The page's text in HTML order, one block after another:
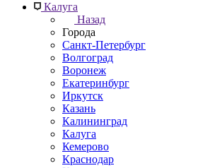
Калуга
Назад
Города
Санкт-Петербург
Волгоград
Воронеж
Екатеринбург
Иркутск
Казань
Калининград
Калуга
Кемерово
Краснодар